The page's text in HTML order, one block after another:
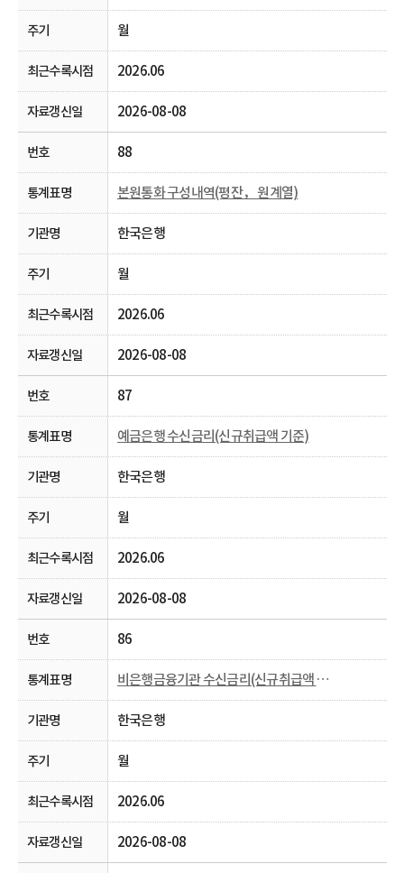
월
2026.06
2026-08-08
88
본원통화 구성내역(평잔， 원계열)
한국은행
월
2026.06
2026-08-08
87
예금은행 수신금리(신규취급액 기준)
한국은행
월
2026.06
2026-08-08
86
비은행금융기관 수신금리(신규취급액 기준)
한국은행
월
2026.06
2026-08-08